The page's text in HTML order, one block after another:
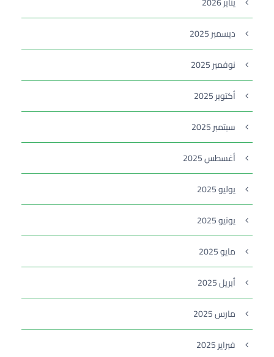
ديسمبر 2025
نوفمبر 2025
أكتوبر 2025
سبتمبر 2025
أغسطس 2025
يوليو 2025
يونيو 2025
مايو 2025
أبريل 2025
مارس 2025
فبراير 2025